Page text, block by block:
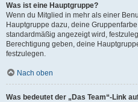
Was ist eine Hauptgruppe?
Wenn du Mitglied in mehr als einer
Hauptgruppe dazu, deine
standardmäßig angezeigt wird,
Berechtigung geben, deine
festzulegen.
Nach oben
Was bedeutet der „Das Team“-Link